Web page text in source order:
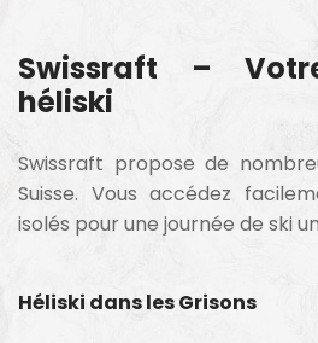
Swissraft –
héliski
Swissraft propose de
Suisse. Vous accédez
isolés pour une journée de ski
Héliski dans les Grisons